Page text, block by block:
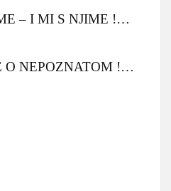
– I MI S NJIME !…
O NEPOZNATOM !…